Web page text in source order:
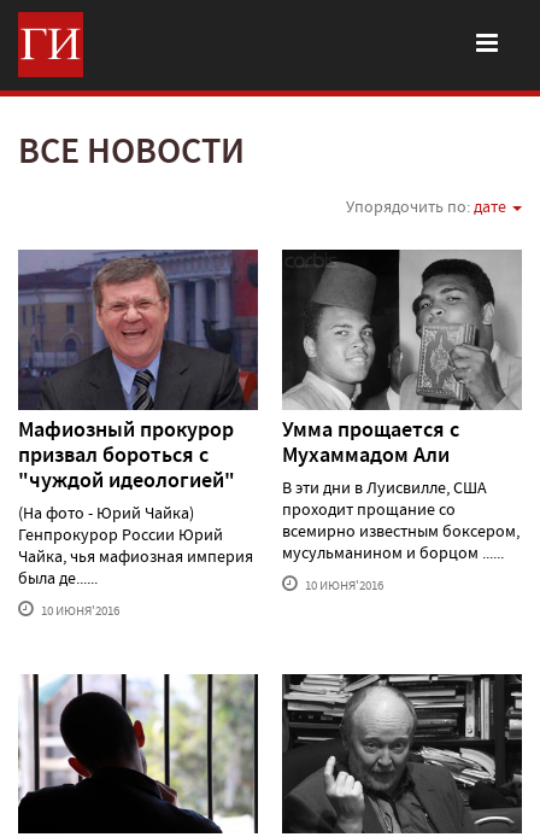
ВСЕ НОВОСТИ
Упорядочить по:дате
Мафиозный прокурор
призвал бороться с
"чуждой идеологией"
(На фото - Юрий Чайка)
Генпрокурор России Юрий
Чайка, чья мафиозная империя
была де......
10 ИЮНЯ'2016
Умма прощается с
Мухаммадом Али
В эти дни в Луисвилле, США
проходит прощание со
всемирно известным боксером,
мусульманином и борцом ......
10 ИЮНЯ'2016